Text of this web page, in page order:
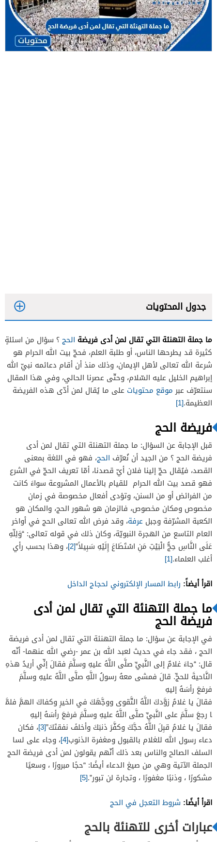
جدول المحتويات
ما جملة التهنئة التي تقال لمن أدى فريضة الحج؟ سؤال من اسئلةٍ
كثيرة قد يطرحها الناس، أو طلبة العلم، فحجّ بيت الله الحرام هو
شرعة الله تعالى لأهل الإيمان، وذلك منذ أن أقام دعائمه نبيّ الله
إبراهيم الخليل عليه السّلام، وحتّى عصرنا الحالي، وفي هذا المقال
سنتعرّف عبرموقع محتويات على ما يُقال لمن أدّى هذه الفريضة
العظيمة.[1]
فريضة الحج
قبل الإجابة عن السؤال: ما جملة التهنئة التي تقال لمن أدى
فريضة الحج ؟ من الجيد أن نُعرّف الحج، فهو في اللغة بمعنى
القصد، فيُقال حجّ إلينا فلان أيّ قصدنا، أمّا تعريف الحجّ في الشرع
فهو قصد بيت الله الحرام للقيام بالأعمال المشروعة سواءَ كانت
من الفرائض أو من السنن، وتؤدى أفعال مخصوصة في زمان
مخصوص ومكان مخصوص، فالزمان هو شهور الحج، والمكان هو
الكعبة المشرّفة وجبل عرفة، وقد فرض الله تعالى الحج في أواخر
العام التاسع من الهجرة النبويّة، وكان ذلك في قوله تعالى: “وَلِلّهِ
عَلَى النَّاسِ حِجُّ الْبَيْتِ مَنِ اسْتَطَاعَ إِلَيْهِ سَبِيلاً”[2] ، وهذا بحسب رأي
أغلب العلماء.[1]
اقرأ أيضاً: رابط المسار الإلكتروني لحجاج الداخل
ما جملة التهنئة التي تقال لمن أدى
فريضة الحج
في الإجابة عن سؤال: ما جملة التهنئة التي تقال لمن أدى فريضة
الحج ، فقد جاء في حديث لعبد الله بن عمر -رضي الله عنهما- أنّه
قال: “جاءَ غلامٌ إلى النَّبيِّ صلَّى اللَّهُ عليهِ وسلَّمَ فقالَ إنِّي أريدُ هذهِ
النَّاحيةَ للحجِّ. قالَ فمشى معهُ رسولُ اللَّهِ صلَّى اللَّهُ عليهِ وسلَّمَ
فرفعَ رأسَهُ إليهِ
فقالَ يا غلامُ زوَّدكَ اللَّهُ التَّقوى ووجَّهَكَ في الخيرِ وكفاكَ الهمَّ فلمَّ
ا رجعَ سلَّمَ على النَّبيِّ صلَّى اللَّهُ عليهِ وسلَّمَ فرفعَ رأسَهُ إليهِ
فقالَ يا غلامُ قبِلَ اللَّهُ حجَّكَ وكفَّرَ ذنبَكَ وأخلفَ نفقتَكَ”[3] ، فكان
دعاء رسول الله للغلام بالقبول ومغفرة الذنوب[4] ، وجاء على لسا
السلف الصالح والناس بعد ذلك أنّهم يقولون لمن أدى فريضة الحج
الجملة الآتية وهي من صيغ الدعاء أيضًا: “حجًا مبرورًا ، وسعيًا
مشكورًا ، وذنبًا مغفورًا ، وتجارة لن تبور”.[5]
اقرأ أيضًا: شروط التعجل في الحج
عبارات أخرى للتهنئة بالحج